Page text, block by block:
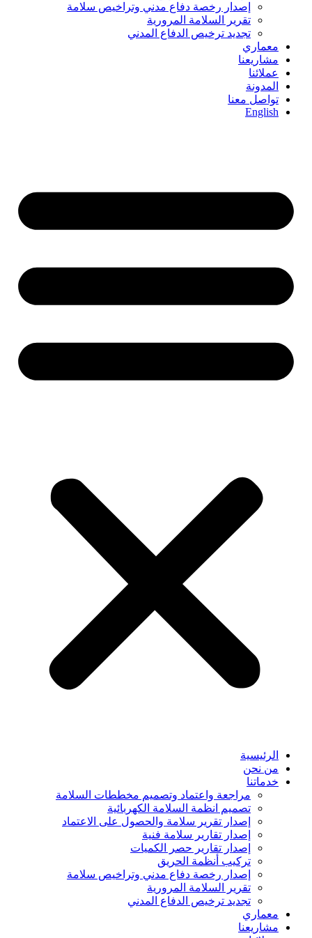
إصدار رخصة دفاع مدني وتراخيص سلامة
تقرير السلامة المرورية
تجديد ترخيص الدفاع المدني
معماري
مشاريعنا
عملائنا
المدونة
تواصل معنا
English
الرئيسية
من نحن
خدماتنا
مراجعة واعتماد وتصميم مخططات السلامة
تصميم انظمة السلامة الكهربائية
إصدار تقرير سلامة والحصول على الاعتماد
إصدار تقارير سلامة فنية
إصدار تقارير حصر الكميات
تركيب أنظمة الحريق
إصدار رخصة دفاع مدني وتراخيص سلامة
تقرير السلامة المرورية
تجديد ترخيص الدفاع المدني
معماري
مشاريعنا